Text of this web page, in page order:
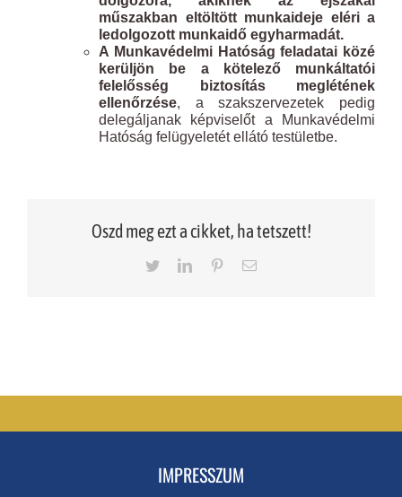
műszakban eltöltött munkaideje eléri a
ledolgozott munkaidő egyharmadát.
A Munkavédelmi Hatóság feladatai közé
kerüljön be a kötelező munkáltatói
felelősség biztosítás meglétének
ellenőrzése, a szakszervezetek pedig
delegáljanak képviselőt a Munkavédelmi
Hatóság felügyeletét ellátó testületbe.
Oszd meg ezt a cikket, ha tetszett!
TwitterLinkedInPinterestEmail
IMPRESSZUM